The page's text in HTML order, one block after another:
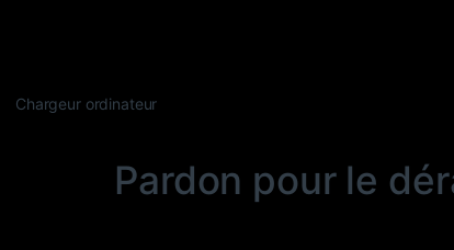
Chargeur ordinateur
Pardon pour le